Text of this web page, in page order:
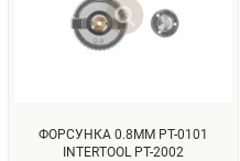
ФОРСУНКА 0.8ММ PT-0101
INTERTOOL PT-2002